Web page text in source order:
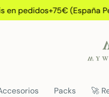
pedidos+75€ (España
Packs 🚀